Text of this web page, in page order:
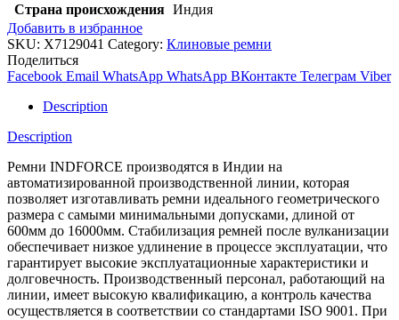
Страна происхождения Индия
Добавить в избранное
SKU: X7129041 Category: Клиновые ремни
Поделиться
Facebook Email WhatsApp WhatsApp ВКонтакте Телеграм Viber
Description
Description
Ремни INDFORCE производятся в Индии на
автоматизированной производственной линии, которая
позволяет изготавливать ремни идеального геометрического
размера с самыми минимальными допусками, длиной от
600мм до 16000мм. Стабилизация ремней после вулканизации
обеспечивает низкое удлинение в процессе эксплуатации, что
гарантирует высокие эксплуатационные характеристики и
долговечность. Производственный персонал, работающий на
линии, имеет высокую квалификацию, а контроль качества
осуществляется в соответствии со стандартами ISO 9001. При